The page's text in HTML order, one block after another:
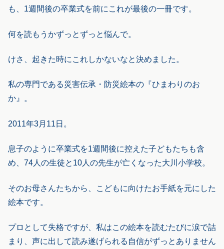
も、1週間後の卒業式を前にこれが最後の一冊です。
何を読もうかずっとずっと悩んで。
けさ、起きた時にこれしかないなと決めました。
私の専門である災害伝承・防災絵本の『ひまわりのお
か』。
2011年3月11日。
息子のように卒業式を1週間後に控えた子どもたちも含
め、74人の生徒と10人の先生が亡くなった大川小学校。
そのお母さんたちから、こどもに向けたお手紙を元にした
絵本です。
プロとして失格ですが、私はこの絵本を読むたびに涙で詰
まり、声に出して読み遂げられる自信がずっとありません